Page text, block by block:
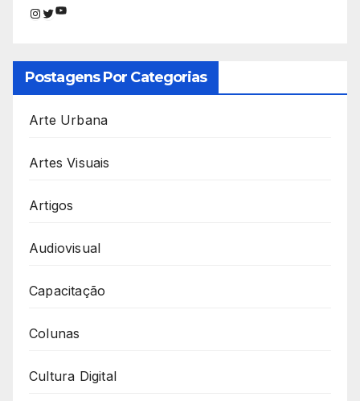
Instagram
Twitter
Youtube
Postagens Por Categorias
Arte Urbana
Artes Visuais
Artigos
Audiovisual
Capacitação
Colunas
Cultura Digital